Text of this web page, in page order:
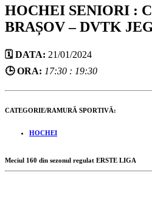
HOCHEI SENIORI :
BRAȘOV – DVTK
🗓️ DATA: 21/01/2024
🕒 ORA: 17:30 : 19:30
CATEGORIE/RAMURĂ SPORTIVĂ:
HOCHEI
Meciul 160 din sezonul regulat ERSTE LIGA